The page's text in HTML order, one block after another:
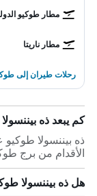
مطار طوكيو
مطار ناريتا
رحلات طيران إلى
كم يبعد ذه
الأقدام من برج
هل ذه بيننسولا